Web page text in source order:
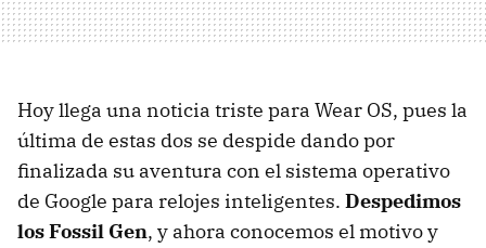
Hoy llega una noticia triste para Wear OS, pues la
última de estas dos se despide dando por
finalizada su aventura con el sistema operativo
de Google para relojes inteligentes. Despedimos
los Fossil Gen, y ahora conocemos el motivo y